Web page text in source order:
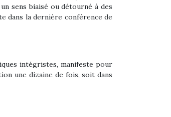
sens biaisé ou détourné à des
dans la dernière conférence de
intégristes, manifeste pour
une dizaine de fois, soit dans